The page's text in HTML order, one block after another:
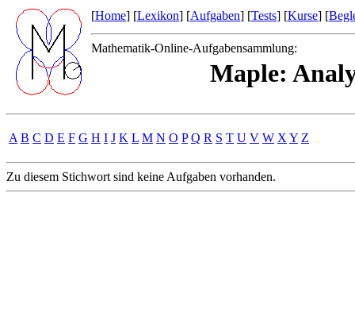
[Home] [Lexikon] [Aufgaben] [Tests] [Kurse] [
Mathematik-Online-Aufgabensammlung:
Maple:
A B C D E F G H I J K L M N O P Q R S T U V W X Y Z
Zu diesem Stichwort sind keine Aufgaben vorhanden.